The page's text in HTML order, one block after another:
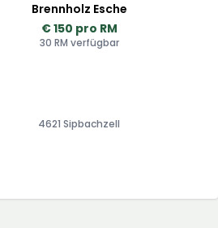
Brennholz Esche
€ 150 pro RM
30 RM verfügbar
4621 Sipbachzell